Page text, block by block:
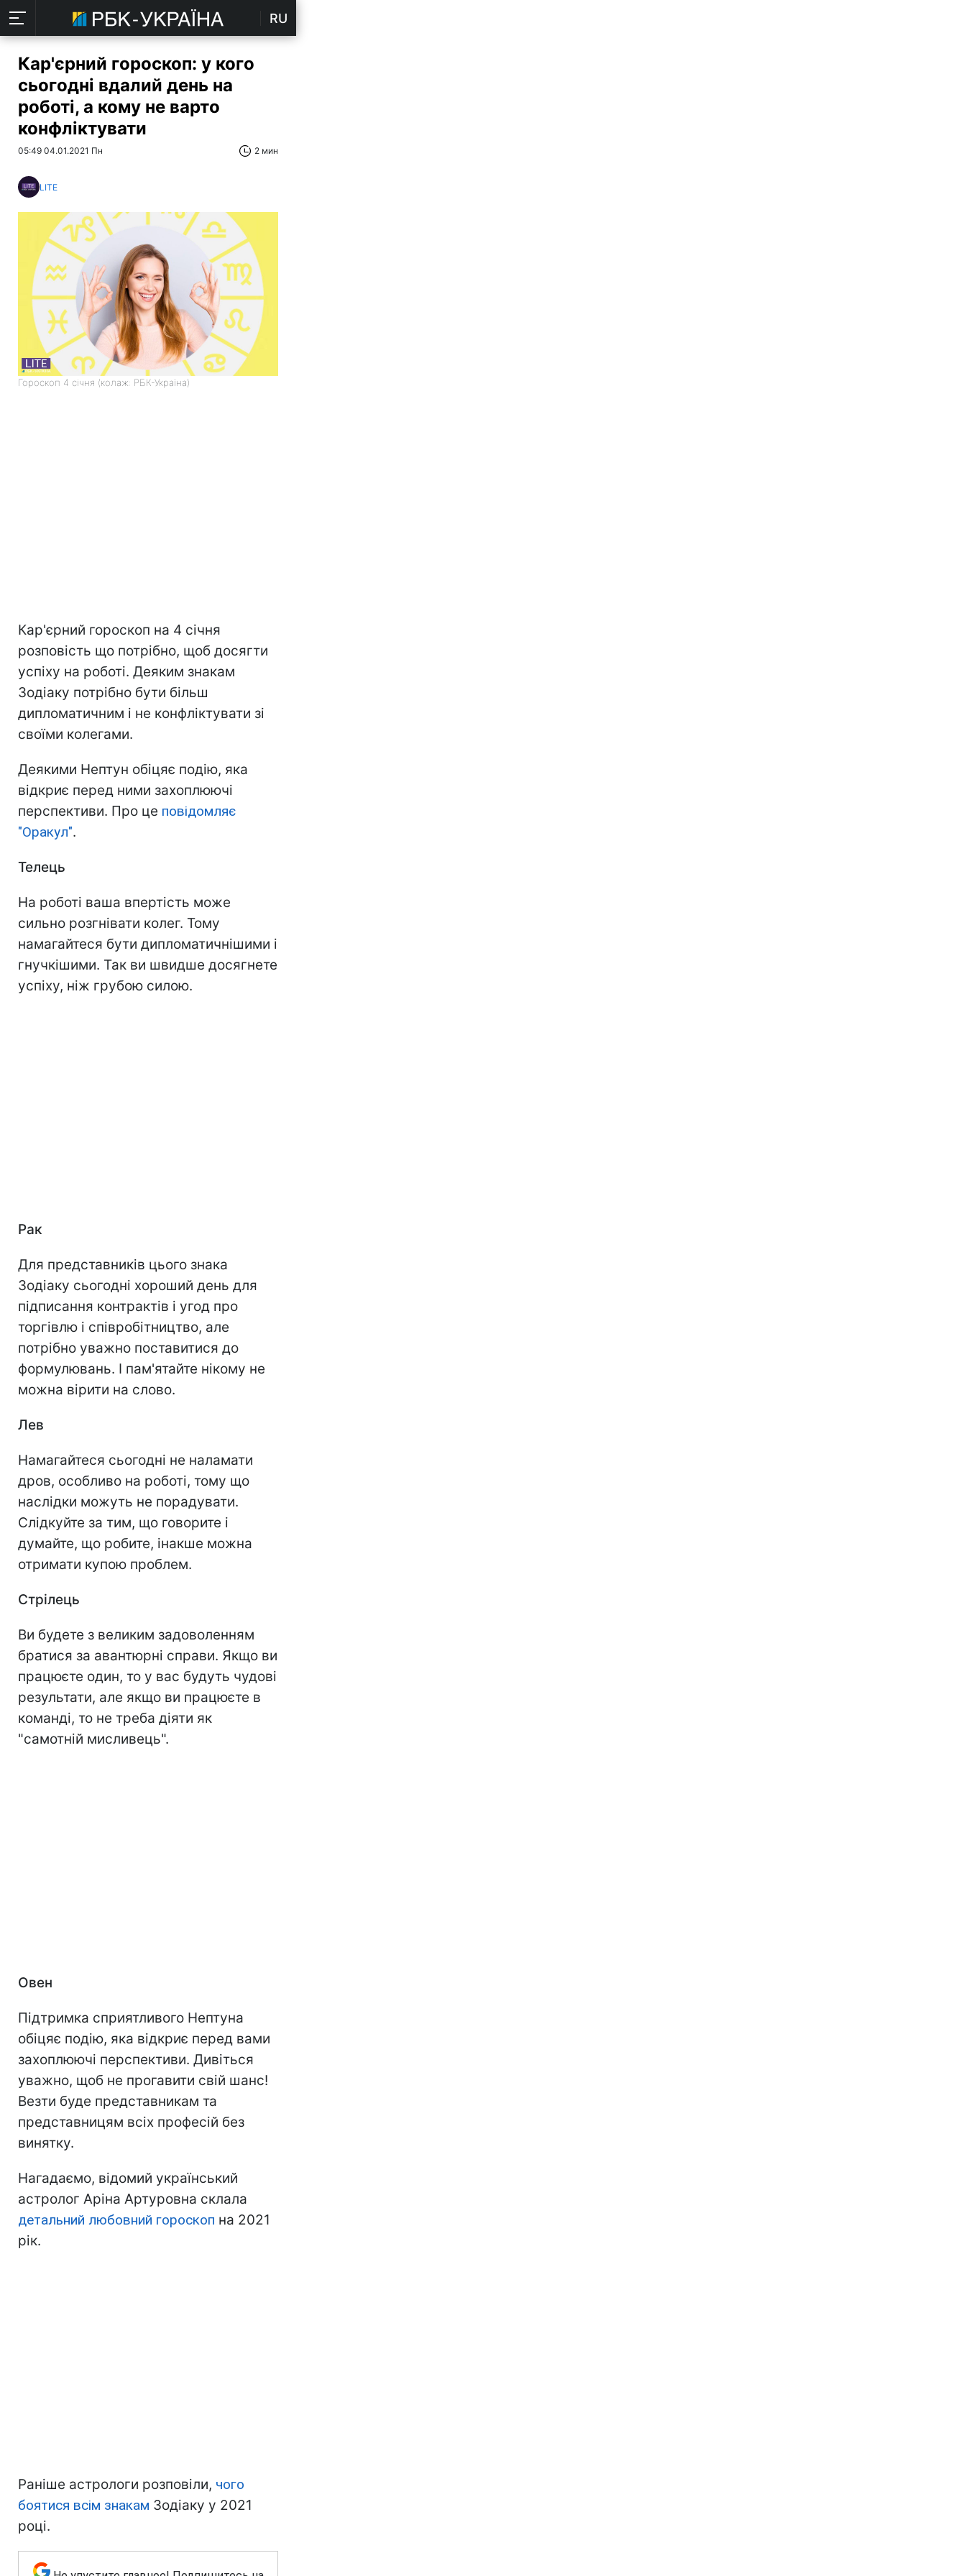
RU
Кар'єрний гороскоп: у кого
сьогодні вдалий день на
роботі, а кому не варто
конфліктувати
05:49 04.01.2021 Пн 2 мин
LITE
Гороскоп 4 січня (колаж: РБК-Україна)
Кар'єрний гороскоп на 4 січня
розповість що потрібно, щоб досягти
успіху на роботі. Деяким знакам
Зодіаку потрібно бути більш
дипломатичним і не конфліктувати зі
своїми колегами.
Деякими Нептун обіцяє подію, яка
відкриє перед ними захоплюючі
перспективи. Про це повідомляє
"Оракул".
Телець
На роботі ваша впертість може
сильно розгнівати колег. Тому
намагайтеся бути дипломатичнішими і
гнучкішими. Так ви швидше досягнете
успіху, ніж грубою силою.
Рак
Для представників цього знака
Зодіаку сьогодні хороший день для
підписання контрактів і угод про
торгівлю і співробітництво, але
потрібно уважно поставитися до
формулювань. І пам'ятайте нікому не
можна вірити на слово.
Лев
Намагайтеся сьогодні не наламати
дров, особливо на роботі, тому що
наслідки можуть не порадувати.
Слідкуйте за тим, що говорите і
думайте, що робите, інакше можна
отримати купою проблем.
Стрілець
Ви будете з великим задоволенням
братися за авантюрні справи. Якщо ви
працюєте один, то у вас будуть чудові
результати, але якщо ви працюєте в
команді, то не треба діяти як
"самотній мисливець".
Овен
Підтримка сприятливого Нептуна
обіцяє подію, яка відкриє перед вами
захоплюючі перспективи. Дивіться
уважно, щоб не прогавити свій шанс!
Везти буде представникам та
представницям всіх професій без
винятку.
Нагадаємо, відомий український
астролог Аріна Артуровна склала
детальний любовний гороскоп на 2021
рік.
Раніше астрологи розповіли, чого
боятися всім знакам Зодіаку у 2021
році.